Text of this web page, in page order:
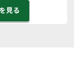
見る